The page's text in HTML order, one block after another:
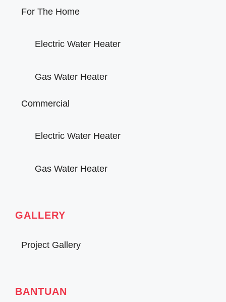
For The Home
Electric Water Heater
Gas Water Heater
Commercial
Electric Water Heater
Gas Water Heater
GALLERY
Project Gallery
BANTUAN